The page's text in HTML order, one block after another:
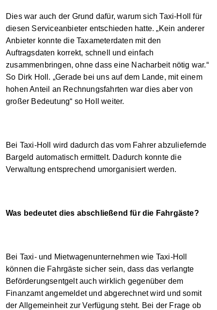
Dies war auch der Grund dafür, warum sich Taxi-Holl für
diesen Serviceanbieter entschieden hatte. „Kein anderer
Anbieter konnte die Taxameterdaten mit den
Auftragsdaten korrekt, schnell und einfach
zusammenbringen, ohne dass eine Nacharbeit nötig war.“
So Dirk Holl. „Gerade bei uns auf dem Lande, mit einem
hohen Anteil an Rechnungsfahrten war dies aber von
großer Bedeutung“ so Holl weiter.
Bei Taxi-Holl wird dadurch das vom Fahrer abzuliefernde
Bargeld automatisch ermittelt. Dadurch konnte die
Verwaltung entsprechend umorganisiert werden.
Was bedeutet dies abschließend für die Fahrgäste?
Bei Taxi- und Mietwagenunternehmen wie Taxi-Holl
können die Fahrgäste sicher sein, dass das verlangte
Beförderungsentgelt auch wirklich gegenüber dem
Finanzamt angemeldet und abgerechnet wird und somit
der Allgemeinheit zur Verfügung steht. Bei der Frage ob